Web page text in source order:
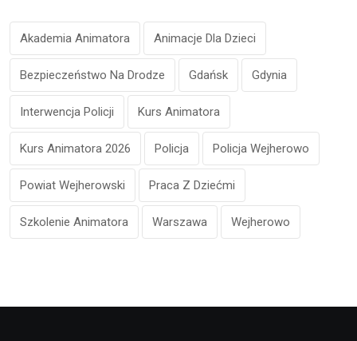
Akademia Animatora Animacje Dla Dzieci
Bezpieczeństwo Na Drodze Gdańsk Gdynia
Interwencja Policji Kurs Animatora
Kurs Animatora 2026 Policja Policja Wejherowo
Powiat Wejherowski Praca Z Dziećmi
Szkolenie Animatora Warszawa Wejherowo